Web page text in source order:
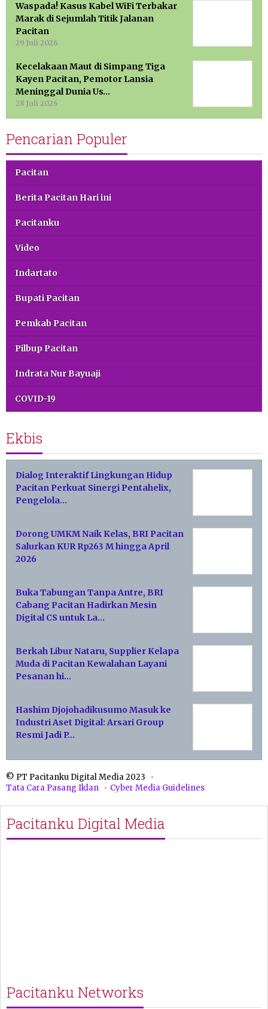
Waspada! Kasus Kabel WiFi Terbakar
Marak di Sejumlah Titik Jalanan
Pacitan
29 Juli 2026
Kecelakaan Maut di Simpang Tiga
Kayen Pacitan, Pemotor Lansia
Meninggal Dunia Us…
28 Juli 2026
Pencarian Populer
Pacitan
Berita Pacitan Hari ini
Pacitanku
Video
Indartato
Bupati Pacitan
Pemkab Pacitan
Pilbup Pacitan
Indrata Nur Bayuaji
COVID-19
Ekbis
Dialog Interaktif Lingkungan Hidup
Pacitan Perkuat Sinergi Pentahelix,
Pengelola…
Dorong UMKM Naik Kelas, BRI Pacitan
Salurkan KUR Rp263 M hingga April
2026
Buka Tabungan Tanpa Antre, BRI
Cabang Pacitan Hadirkan Mesin
Digital CS untuk La…
Berkah Libur Nataru, Supplier Kelapa
Muda di Pacitan Kewalahan Layani
Pesanan hi…
Hashim Djojohadikusumo Masuk ke
Industri Aset Digital: Arsari Group
Resmi Jadi P…
© PT Pacitanku Digital Media 2023
Tata Cara Pasang Iklan
Cyber Media Guidelines
Pacitanku Digital Media
Pacitanku Networks